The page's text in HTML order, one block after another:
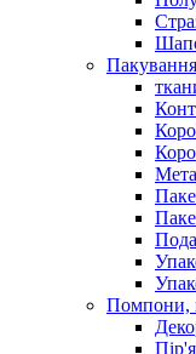
Пакування
Помпони,
Пір'я